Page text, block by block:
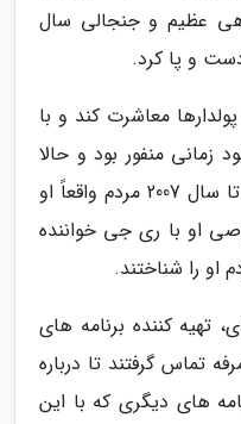
عظیم و جنجالی سال
معاشرت کند و با
منفور بود و حالا
فراموش شده، دوست شود. ولی تا سال 2007 مردم واقعاً او
او با ری جی خواننده
را شناختند.
شهرت 15 دقیقه ای، تهیه کننده برنامه های
تماس گرفتند تا درباره
های دیگری که با این